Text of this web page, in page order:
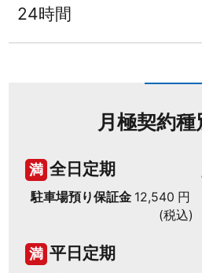
24時間
月極契約種
満 全日定期
駐車場預り保証金 12,540 円
(税込)
満 平日定期